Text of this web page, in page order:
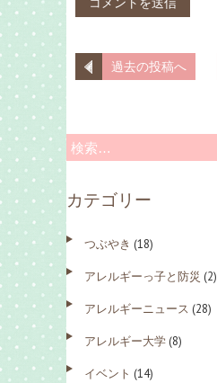
過去の投稿へ
検
カテゴリー
つぶやき (18)
アレルギーっ子と防災 (2)
アレルギーニュース (28)
アレルギー大学 (8)
イベント (14)